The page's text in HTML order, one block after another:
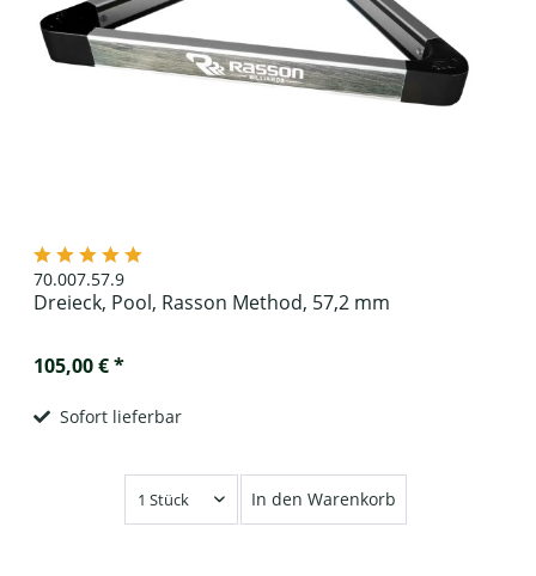
70.007.57.9
Dreieck, Pool, Rasson Method, 57,2 mm
105,00 € *
Sofort lieferbar
In den Warenkorb